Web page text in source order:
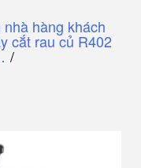
nhà hàng khách
cắt rau củ R402
/